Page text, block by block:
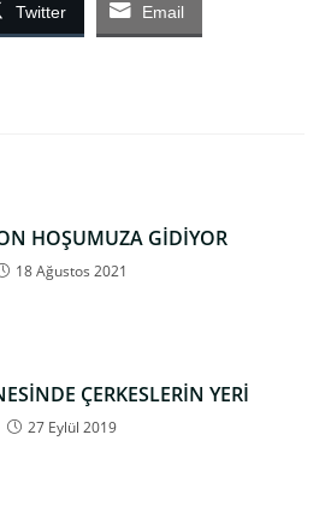
Twitter Email
HOŞUMUZA GİDİYOR
18 Ağustos 2021
ÇERKESLERİN YERİ
27 Eylül 2019